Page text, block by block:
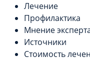
Лечение
Профилактика
Мнение
Источники
Стоимость